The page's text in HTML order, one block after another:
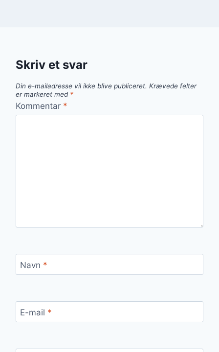
Skriv et svar
Din e-mailadresse vil ikke blive publiceret. Krævede felter
er markeret med *
Kommentar *
Navn *
E-mail *